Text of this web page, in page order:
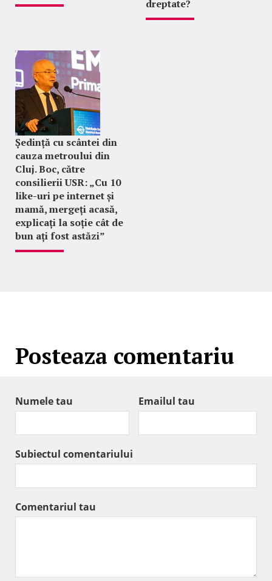
dreptate?
Ședință cu scântei din
cauza metroului din
Cluj. Boc, către
consilierii USR: „Cu 10
like-uri pe internet și
mamă, mergeți acasă,
explicați la soție cât de
bun ați fost astăzi”
Posteaza comentariu
Numele tau Emailul tau
Subiectul comentariului
Comentariul tau